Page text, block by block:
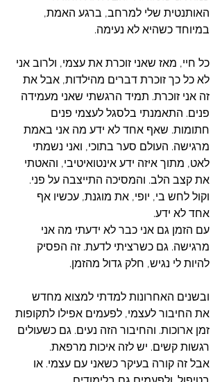
האותנטית שלי למרחב, ברגע האמת,
במיוחד כשהיא לא נעימה.
כל חיי, מאז שאני זוכרת את עצמי, ולרוב אני
לא כל כך זוכרת דברים מהילדות, אבל את
זה אני זוכרת. תמיד הרגשתי שאני מעמידה
פנים. התאמנתי בלסגל לעצמי פנים
חתומות. שאף אחד לא ידע מה אני באמת
מרגישה. העולם סער בתוכי, ואני נשמתי
לאט, מתוך איזה ידע אינטואיטיבי, והאטתי
את קצב הלב. והמסיכה התייצבה על פני.
וקול לחש בי, יופי, את מוגנת, עכשיו אף
אחד לא ידע.
עם הזמן גם אני כבר לא ידעתי מה אני
מרגישה. גם כשרציתי לדעת. זה הפסיק
להיות לי נגיש, חלק גדול מהזמן.
ובשנים האחרונות למדתי למצוא מחדש
את החיבור לעצמי, לפעמים אפילו לתקופות
זמן ארוכות. והחיבור הזה נעים. גם כשעולים
רגשות קשים. יש לזה איכות מרפאת.
אבל זה קורה בעיקר כשאני עם עצמי. או